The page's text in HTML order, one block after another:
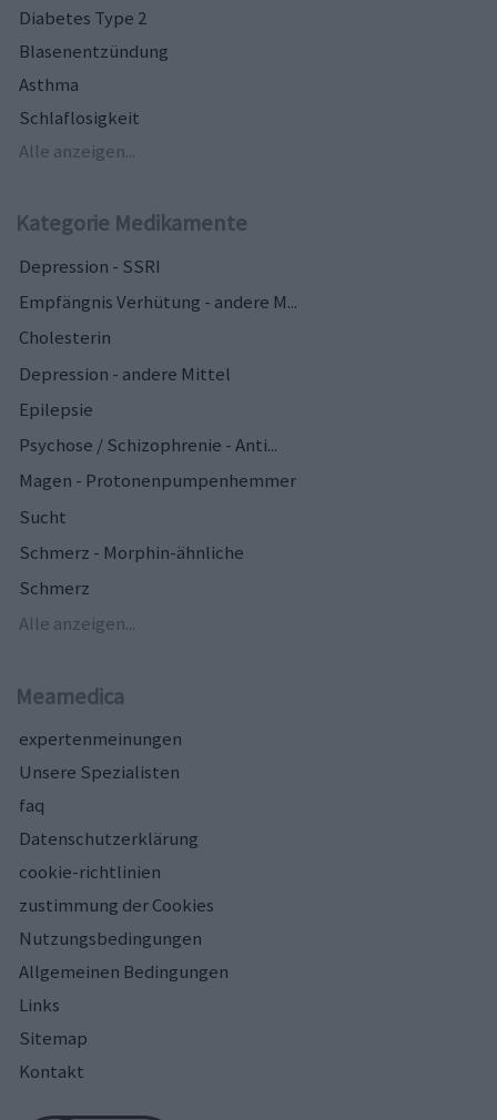
Diabetes Type 2
Blasenentzündung
Asthma
Schlaflosigkeit
Alle anzeigen...
Kategorie Medikamente
Depression - SSRI
Empfängnis Verhütung - andere M...
Cholesterin
Depression - andere Mittel
Epilepsie
Psychose / Schizophrenie - Anti...
Magen - Protonenpumpenhemmer
Sucht
Schmerz - Morphin-ähnliche
Schmerz
Alle anzeigen...
Meamedica
expertenmeinungen
Unsere Spezialisten
faq
Datenschutzerklärung
cookie-richtlinien
zustimmung der Cookies
Nutzungsbedingungen
Allgemeinen Bedingungen
Links
Sitemap
Kontakt